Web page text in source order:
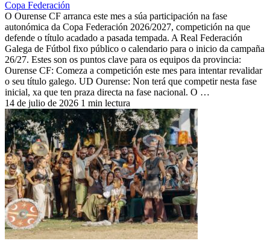
Copa Federación
O Ourense CF arranca este mes a súa participación na fase
autonómica da Copa Federación 2026/2027, competición na que
defende o título acadado a pasada tempada. A Real Federación
Galega de Fútbol fixo público o calendario para o inicio da campaña
26/27. Estes son os puntos clave para os equipos da provincia:
Ourense CF: Comeza a competición este mes para intentar revalidar
o seu título galego. UD Ourense: Non terá que competir nesta fase
inicial, xa que ten praza directa na fase nacional. O …
14 de julio de 2026 1 min lectura